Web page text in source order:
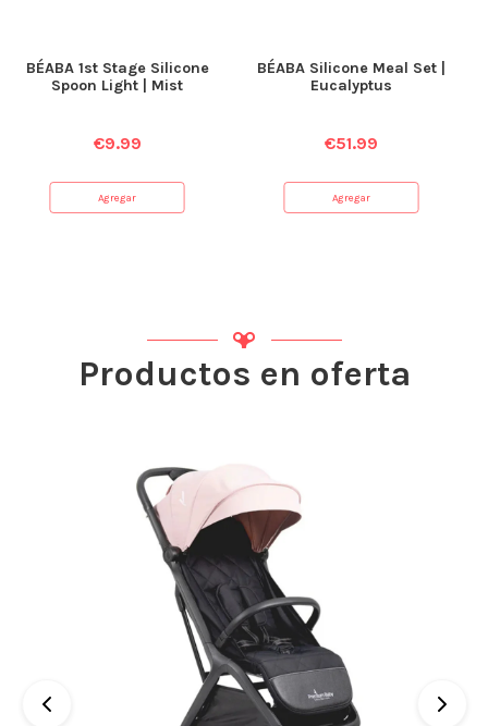
BÉABA 1st Stage Silicone
Spoon Light | Mist
€9.99
Agregar
BÉABA Silicone Meal Set |
Eucalyptus
€51.99
Agregar
Productos en oferta